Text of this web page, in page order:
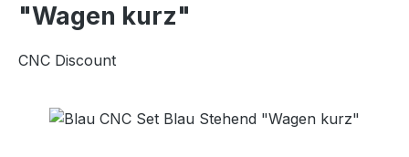
"Wagen kurz"
CNC Discount
Bildergalerie überspringen